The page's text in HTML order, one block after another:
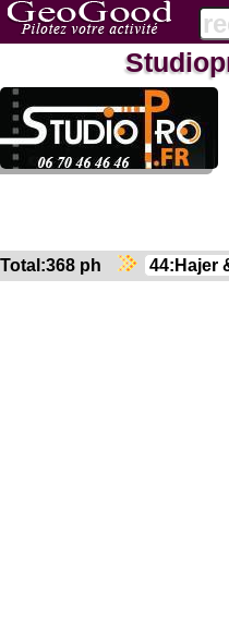
Total:368 ph